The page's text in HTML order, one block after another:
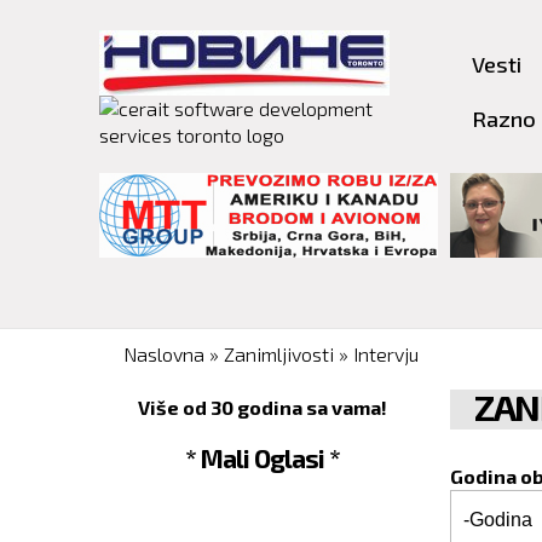
Vesti
Razno
You are here
Naslovna » Zanimljivosti » Intervju
Više od 30 godina sa vama!
* Mali Oglasi *
Godina